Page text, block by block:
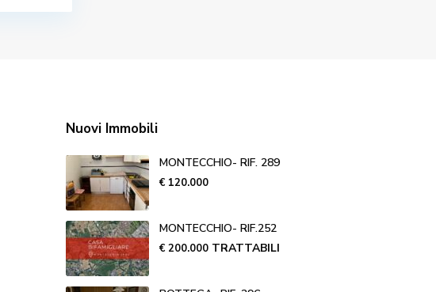
Nuovi Immobili
MONTECCHIO- RIF. 289
€ 120.000
MONTECCHIO- RIF.252
€ 200.000 TRATTABILI